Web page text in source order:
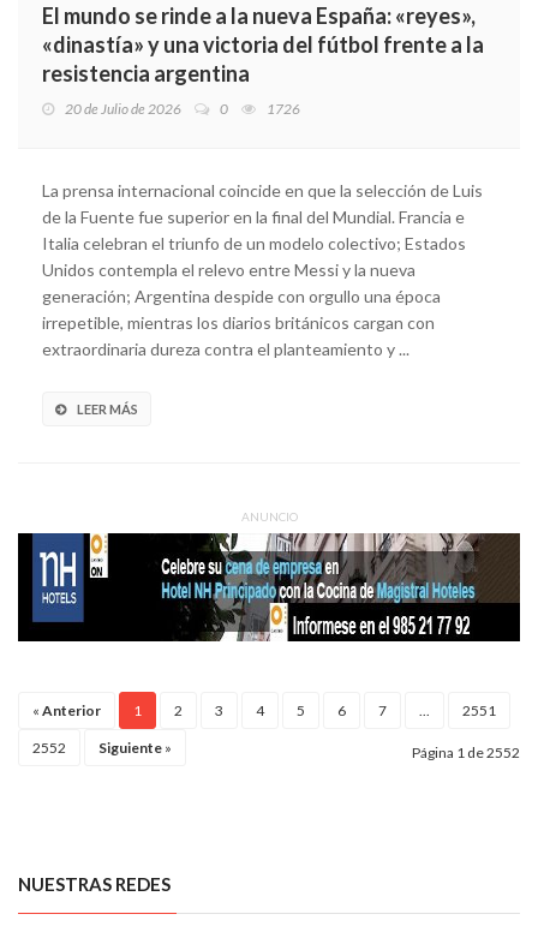
El mundo se rinde a la nueva España: «reyes»,
«dinastía» y una victoria del fútbol frente a la
resistencia argentina
20 de Julio de 2026 0 1726
La prensa internacional coincide en que la selección de Luis
de la Fuente fue superior en la final del Mundial. Francia e
Italia celebran el triunfo de un modelo colectivo; Estados
Unidos contempla el relevo entre Messi y la nueva
generación; Argentina despide con orgullo una época
irrepetible, mientras los diarios británicos cargan con
extraordinaria dureza contra el planteamiento y ...
LEER MÁS
ANUNCIO
« Anterior 1 2 3 4 5 6 7 2551
2552 Siguiente » Página 1 de 2552
NUESTRAS REDES